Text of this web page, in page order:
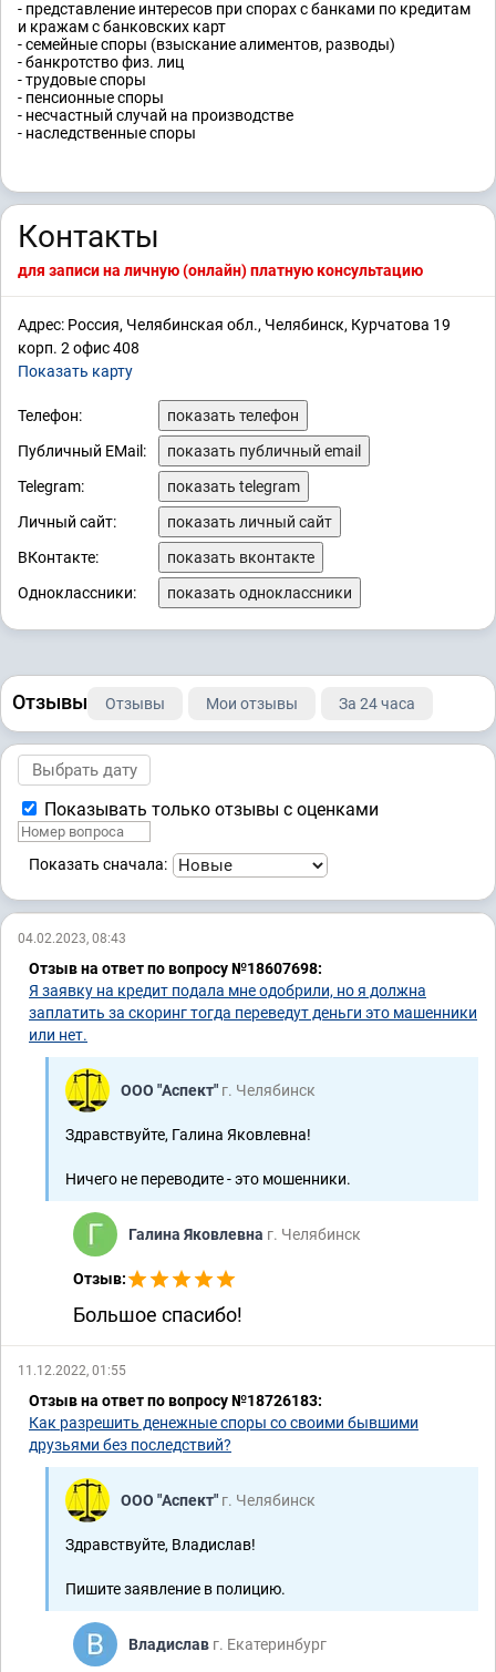
- представление интересов при спорах с банками по кредитам
и кражам с банковских карт
- семейные споры (взыскание алиментов, разводы)
- банкротство физ. лиц
- трудовые споры
- пенсионные споры
- несчастный случай на производстве
- наследственные споры
Контакты
для записи на личную (онлайн) платную консультацию
Адрес: Россия, Челябинская обл., Челябинск, Курчатова 19
корп. 2 офис 408
Показать карту
Телефон:
показать телефон
Публичный EMail:
показать публичный email
Telegram:
показать telegram
Личный сайт:
показать личный сайт
ВКонтакте:
показать вконтакте
Одноклассники:
показать одноклассники
Отзывы Отзывы Мои отзывы За 24 часа
Показывать только отзывы с оценками
Показать сначала:
04.02.2023, 08:43
Отзыв на ответ по вопросу №18607698:
Я заявку на кредит подала мне одобрили, но я должна
заплатить за скоринг тогда переведут деньги это машенники
или нет.
ООО "Аспект" г. Челябинск
Здравствуйте, Галина Яковлевна!
Ничего не переводите - это мошенники.
Галина Яковлевна г. Челябинск
Отзыв:
Большое спасибо!
11.12.2022, 01:55
Отзыв на ответ по вопросу №18726183:
Как разрешить денежные споры со своими бывшими
друзьями без последствий?
ООО "Аспект" г. Челябинск
Здравствуйте, Владислав!
Пишите заявление в полицию.
Владислав г. Екатеринбург